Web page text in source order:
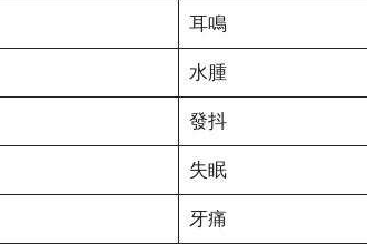
耳鳴
水腫
發抖
失眠
牙痛